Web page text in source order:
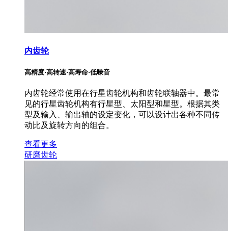
内齿轮
高精度·高转速·高寿命·低噪音
内齿轮经常使用在行星齿轮机构和齿轮联轴器中。最常
见的行星齿轮机构有行星型、太阳型和星型。根据其类
型及输入、输出轴的设定变化，可以设计出各种不同传
动比及旋转方向的组合。
查看更多
研磨齿轮